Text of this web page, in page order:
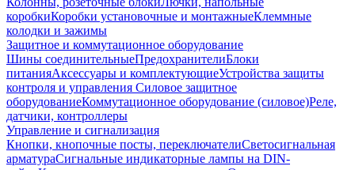
коробкиКоробки установочные и монтажныеКлеммные
колодки и зажимы
Защитное и коммутационное оборудование
Шины соединительныеПредохранителиБлоки
питанияАксессуары и комплектующиеУстройства защиты
контроля и управления Силовое защитное
оборудованиеКоммутационное оборудование (силовое)Реле,
датчики, контроллеры
Управление и сигнализация
Кнопки, кнопочные посты, переключателиСветосигнальная
арматураСигнальные индикаторные лампы на DIN-